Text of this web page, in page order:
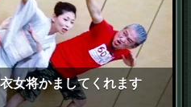
女将かましてくれます